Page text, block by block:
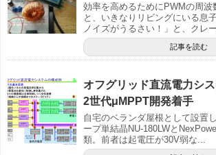
効率を高めるためにPWMの周波
と、いきなりリビングにいる息
ノイズがうるさい！」と、クレ
記事を読む
オフグリッド直流電力シ
2世代μMPPT開発着手
自宅のベランダ屋根として設置
ープ単結晶NU-180LWと
類。前者は起電圧が30V弱な...